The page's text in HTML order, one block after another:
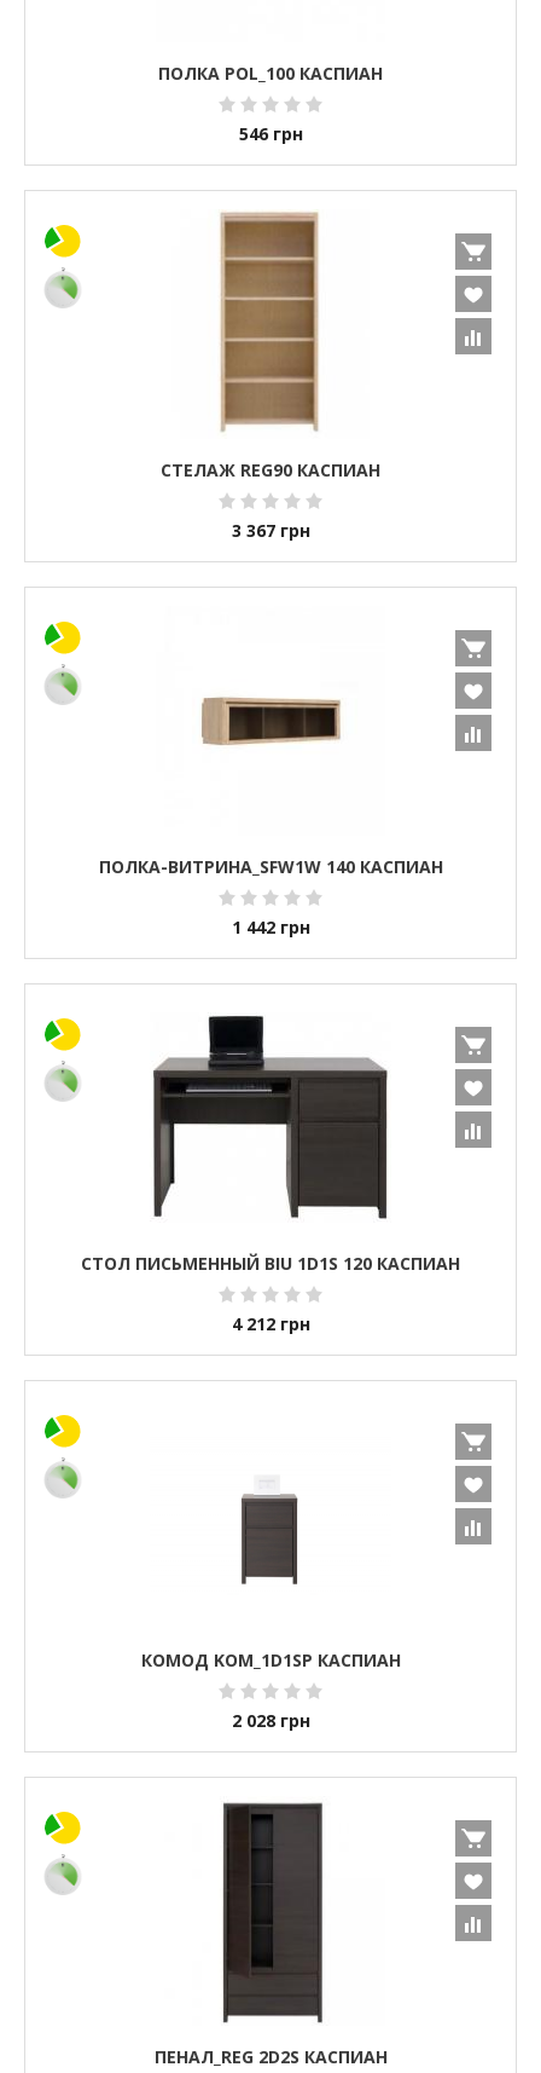
ПОЛКА POL_100 КАСПИАН
546 грн
СТЕЛАЖ REG90 КАСПИАН
3 367 грн
ПОЛКА-ВИТРИНА_SFW1W 140 КАСПИАН
1 442 грн
СТОЛ ПИСЬМЕННЫЙ BIU 1D1S 120 КАСПИАН
4 212 грн
КОМОД KOM_1D1SP КАСПИАН
2 028 грн
ПЕНАЛ_REG 2D2S КАСПИАН